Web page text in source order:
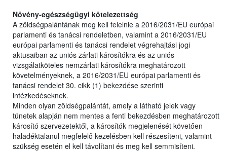
Növény-egészségügyi kötelezettség
A zöldségpalántának meg kell felelnie a 2016/2031/EU európai
parlamenti és tanácsi rendeletben, valamint a 2016/2031/EU
európai parlamenti és tanácsi rendelet végrehajtási jogi
aktusaiban az uniós zárlati károsítókra és az uniós
vizsgálatköteles nemzárlati károsítókra meghatározott
követelményeknek, a 2016/2031/EU európai parlamenti és
tanácsi rendelet 30. cikk (1) bekezdése szerinti
intézkedéseknek.
Minden olyan zöldségpalántát, amely a látható jelek vagy
tünetek alapján nem mentes a fenti bekezdésben meghatározott
károsító szervezetektől, a károsítók megjelenését követően
haladéktalanul megfelelő kezelésben kell részesíteni, valamint
szükség esetén el kell távolítani és meg kell semmisíteni.